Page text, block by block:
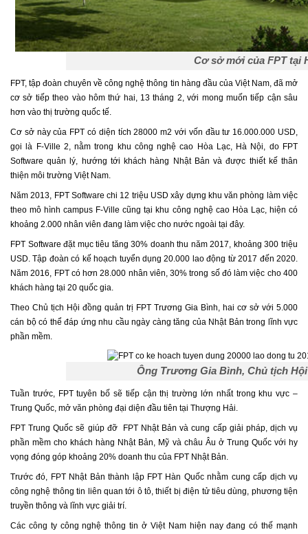
Khu CNC Hòa Lạc
Lao động
Môi trường
Ưu đãi đầu tư
Công nghệ và Sản phẩm
Văn bản khác
Liên kết
Liên hệ
Cơ sở mới của FPT tại
FPT, tập đoàn chuyên về công nghệ thông tin hàng đầu của Việt Nam, đã mở
cơ sở tiếp theo vào hôm thứ hai, 13 tháng 2, với mong muốn tiếp cận sâu
hơn vào thị trường quốc tế.
Cơ sở này của FPT có diện tích 28000 m2 với vốn đầu tư 16.000.000 USD,
gọi là F-Ville 2, nằm trong khu công nghệ cao Hòa Lạc, Hà Nội, do FPT
Software quản lý, hướng tới khách hàng Nhật Bản và được thiết kế thân
thiện môi trường Việt Nam.
Năm 2013, FPT Software chi 12 triệu USD xây dựng khu văn phòng làm việc
theo mô hình campus F-Ville cũng tại khu công nghệ cao Hòa Lạc, hiện có
khoảng 2.000 nhân viên đang làm việc cho nước ngoài tại đây.
FPT Software đặt mục tiêu tăng 30% doanh thu năm 2017, khoảng 300 triệu
USD. Tập đoàn có kế hoạch tuyển dụng 20.000 lao động từ 2017 đến 2020.
Năm 2016, FPT có hơn 28.000 nhân viên, 30% trong số đó làm việc cho 400
khách hàng tại 20 quốc gia.
Theo Chủ tịch Hội đồng quản trị FPT Trương Gia Bình, hai cơ sở với 5.000
cán bộ có thể đáp ứng nhu cầu ngày càng tăng của Nhật Bản trong lĩnh vực
phần mềm.
Ông Trương Gia Bình, Chủ tịch
Tuần trước, FPT tuyên bố sẽ tiếp cận thị trường lớn nhất trong khu vực –
Trung Quốc, mở văn phòng đại diện đầu tiên tại Thượng Hải.
FPT Trung Quốc sẽ giúp đỡ FPT Nhật Bản và cung cấp giải pháp, dịch vụ
phần mềm cho khách hàng Nhật Bản, Mỹ và châu Âu ở Trung Quốc với hy
vọng đóng góp khoảng 20% doanh thu của FPT Nhật Bản.
Trước đó, FPT Nhật Bản thành lập FPT Hàn Quốc nhằm cung cấp dịch vụ
công nghệ thông tin liên quan tới ô tô, thiết bị điện tử tiêu dùng, phương tiện
truyền thông và lĩnh vực giải trí.
Các công ty công nghệ thông tin ở Việt Nam hiện nay đang có thế mạnh